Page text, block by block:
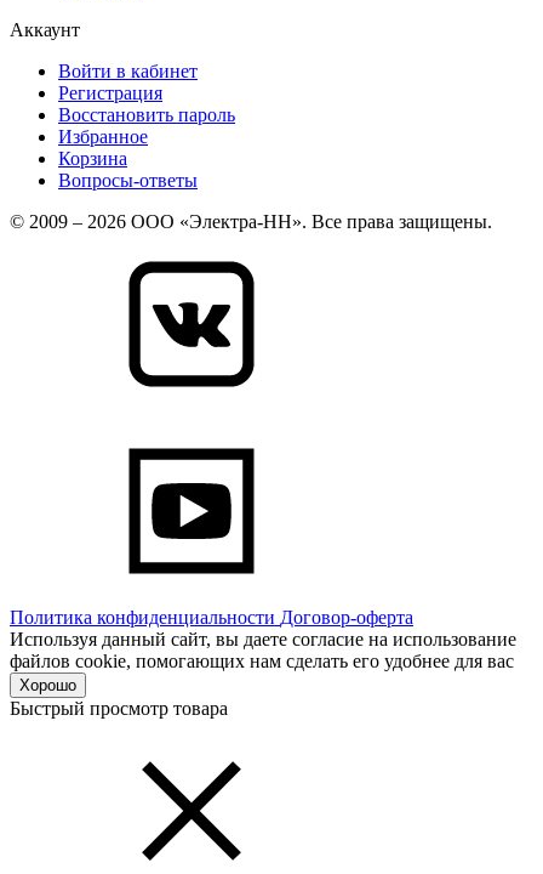
Аккаунт
Войти в кабинет
Регистрация
Восстановить пароль
Избранное
Корзина
Вопросы-ответы
© 2009 – 2026 ООО «Электра-НН». Все права защищены.
Политика конфиденциальности Договор-оферта
Используя данный сайт, вы даете согласие на использование
файлов cookie, помогающих нам сделать его удобнее для вас
Хорошо
Быстрый просмотр товара